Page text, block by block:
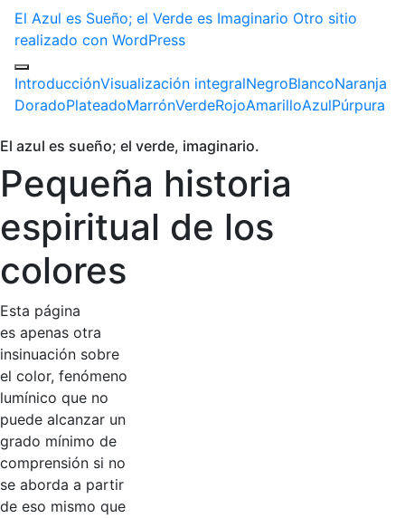
El Azul es Sueño; el Verde es Imaginario Otro sitio
realizado con WordPress
IntroducciónVisualización integralNegroBlancoNaranja
DoradoPlateadoMarrónVerdeRojoAmarilloAzulPúrpura
El azul es sueño; el verde, imaginario.
Pequeña historia
espiritual de los
colores
Esta página
es apenas otra
insinuación sobre
el color, fenómeno
lumínico que no
puede alcanzar un
grado mínimo de
comprensión si no
se aborda a partir
de eso mismo que